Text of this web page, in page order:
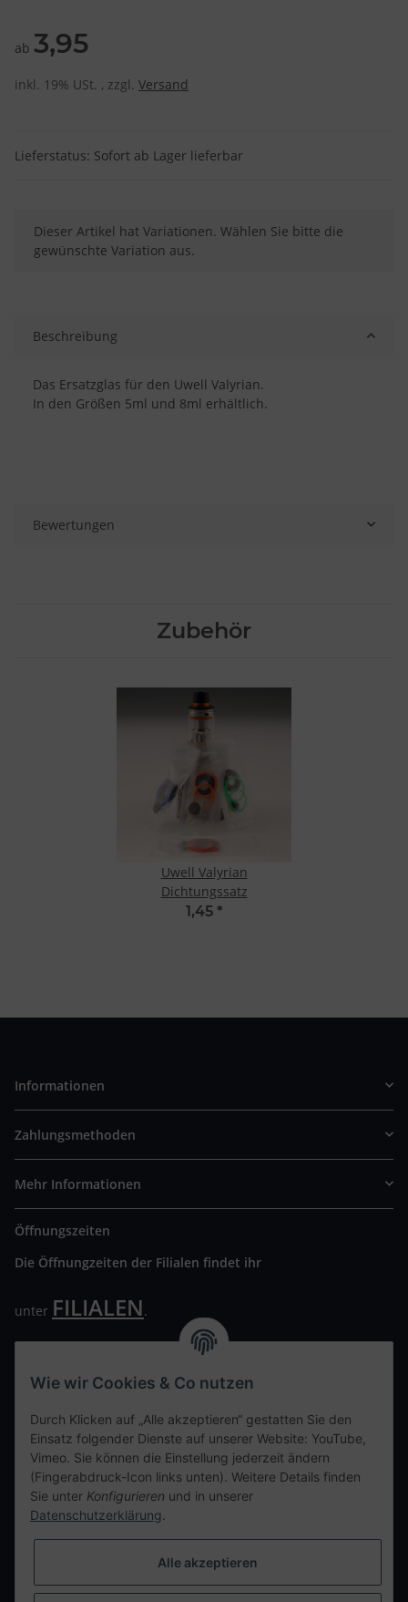
ab 3,95
inkl. 19% USt. , zzgl. Versand
Lieferstatus: Sofort ab Lager lieferbar
x
Dieser Artikel hat Variationen. Wählen Sie bitte die
gewünschte Variation aus.
Beschreibung
Das Ersatzglas für den Uwell Valyrian.
In den Größen 5ml und 8ml erhältlich.
Bewertungen
Zubehör
Uwell Valyrian
Dichtungssatz
1,45 *
Informationen
Zahlungsmethoden
Mehr Informationen
Öffnungszeiten
Die Öffnungzeiten der Filialen findet ihr
unter FILIALEN.
Wir freuen uns auf Euren Besuch. Bitte beachtet die
Kontaktdaten
tweet
teilen
Wie wir Cookies & Co nutzen
Durch Klicken auf „Alle akzeptieren“ gestatten Sie den
Einsatz folgender Dienste auf unserer Website: YouTube,
Vimeo. Sie können die Einstellung jederzeit ändern
(Fingerabdruck-Icon links unten). Weitere Details finden
Sie unter Konfigurieren und in unserer
Datenschutzerklärung.
Alle akzeptieren